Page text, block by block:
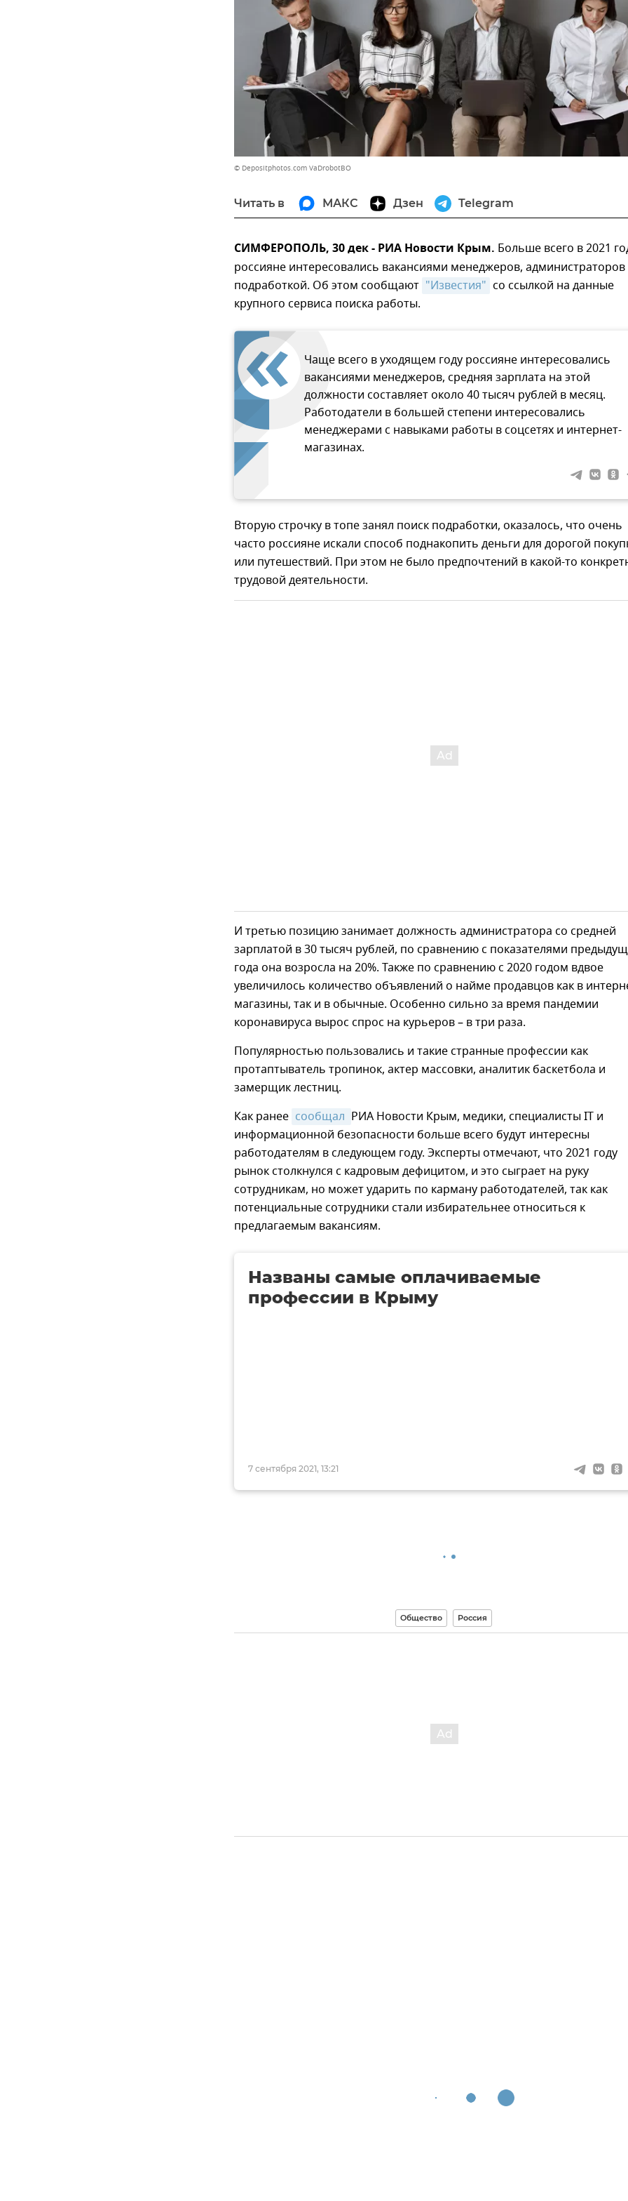
© Depositphotos.com VaDrobotBO
Читать в МАКС Дзен Telegram
СИМФЕРОПОЛЬ, 30 дек - РИА Новости Крым. Больше всего в 2021
россияне интересовались вакансиями менеджеров, администраторов
подработкой. Об этом сообщают "Известия" со ссылкой на данные
крупного сервиса поиска работы.
Чаще всего в уходящем году россияне интересовались
вакансиями менеджеров, средняя зарплата на этой
должности составляет около 40 тысяч рублей в месяц.
Работодатели в большей степени интересовались
менеджерами с навыками работы в соцсетях и интернет-
магазинах.
Вторую строчку в топе занял поиск подработки, оказалось, что очень
часто россияне искали способ поднакопить деньги для дорогой
или путешествий. При этом не было предпочтений в какой-то
трудовой деятельности.
И третью позицию занимает должность администратора со средней
зарплатой в 30 тысяч рублей, по сравнению с показателями
года она возросла на 20%. Также по сравнению с 2020 годом вдвое
увеличилось количество объявлений о найме продавцов как в
магазины, так и в обычные. Особенно сильно за время пандемии
коронавируса вырос спрос на курьеров – в три раза.
Популярностью пользовались и такие странные профессии как
протаптыватель тропинок, актер массовки, аналитик баскетбола и
замерщик лестниц.
Как ранее сообщал РИА Новости Крым, медики, специалисты IT и
информационной безопасности больше всего будут интересны
работодателям в следующем году. Эксперты отмечают, что 2021 году
рынок столкнулся с кадровым дефицитом, и это сыграет на руку
сотрудникам, но может ударить по карману работодателей, так как
потенциальные сотрудники стали избирательнее относиться к
предлагаемым вакансиям.
7 сентября 2021, 13:21
Названы самые оплачиваемые
профессии в Крыму
Общество Россия